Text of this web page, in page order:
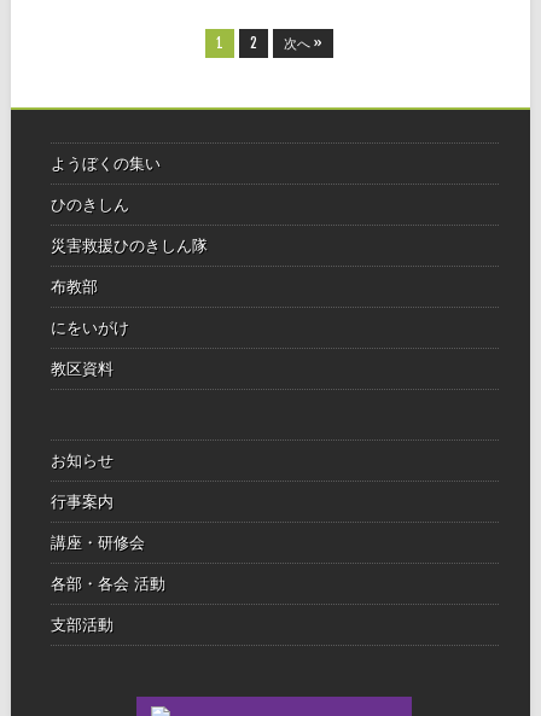
報｢たすけあい｣を時報ととも
に手配
1 2 次へ »
ようぼくの集い
ひのきしん
災害救援ひのきしん隊
布教部
にをいがけ
教区資料
お知らせ
行事案内
講座・研修会
各部・各会 活動
支部活動